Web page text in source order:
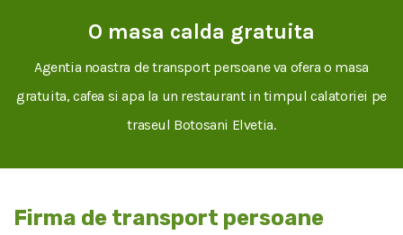
O masa calda gratuita
Agentia noastra de transport persoane va ofera o masa
gratuita, cafea si apa la un restaurant in timpul calatoriei pe
traseul Botosani Elvetia.
Firma de transport persoane